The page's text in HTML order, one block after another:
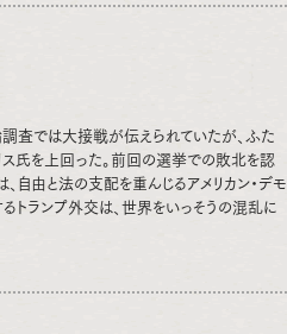
査では大接戦が伝えられていたが、ふた
氏を上回った。前回の選挙での敗北を認
自由と法の支配を重んじるアメリカン・デモ
トランプ外交は、世界をいっそうの混乱に